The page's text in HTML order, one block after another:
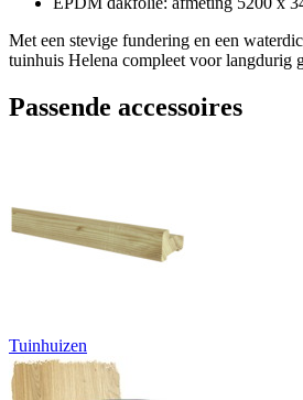
Met een stevige fundering en een
tuinhuis Helena compleet voor langdurig
Passende accessoires
Tuinhuizen